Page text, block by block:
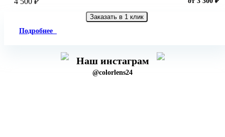
Заказать в 1 клик
Подробнее
Наш инстаграм
@colorlens24